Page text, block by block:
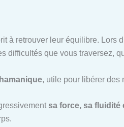
à retrouver leur équilibre. Lors
difficultés que vous traversez,
, utile pour libérer des
sa force, sa fluidité